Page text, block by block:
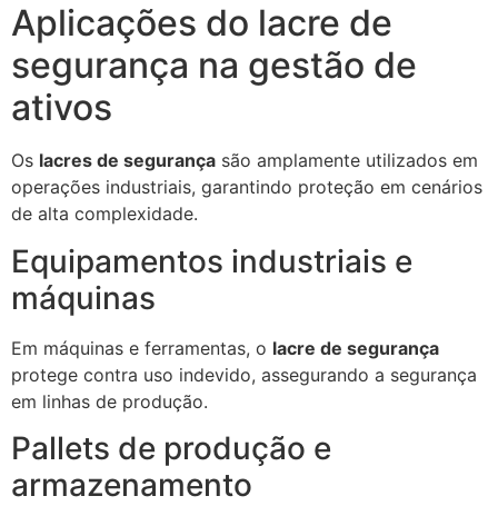
Aplicações do lacre de
segurança na gestão de
ativos
Os lacres de segurança são amplamente utilizados em
operações industriais, garantindo proteção em cenários
de alta complexidade.
Equipamentos industriais e
máquinas
Em máquinas e ferramentas, o lacre de segurança
protege contra uso indevido, assegurando a segurança
em linhas de produção.
Pallets de produção e
armazenamento